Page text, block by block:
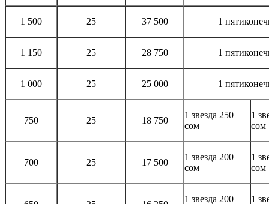
1 500 25 37 500 1
1 150 25 28 750 1
1 000 25 25 000 1
750 25 18 750
1 звезда 250
сом
1
сом
700 25 17 500
1 звезда 200
сом
1
сом
1 звезда 200
1